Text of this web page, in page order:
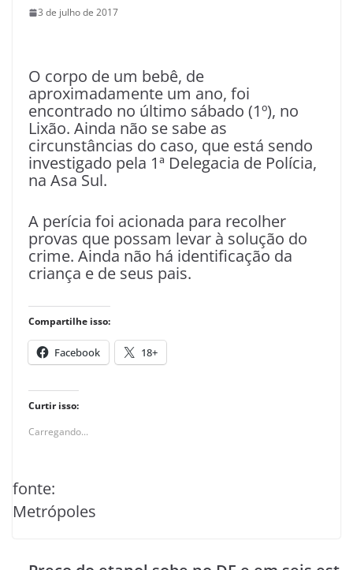
3 de julho de 2017
O corpo de um bebê, de
aproximadamente um ano, foi
encontrado no último sábado (1º), no
Lixão. Ainda não se sabe as
circunstâncias do caso, que está sendo
investigado pela 1ª Delegacia de Polícia,
na Asa Sul.
A perícia foi acionada para recolher
provas que possam levar à solução do
crime. Ainda não há identificação da
criança e de seus pais.
Compartilhe isso:
Facebook 18+
Curtir isso:
Carregando...
fonte:
Metrópoles